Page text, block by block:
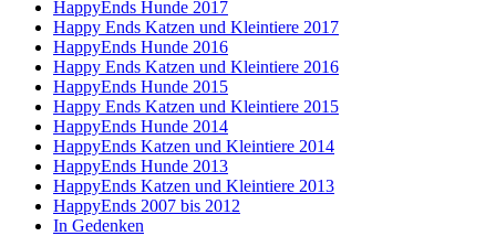
HappyEnds Hunde 2017
Happy Ends Katzen und Kleintiere 2017
HappyEnds Hunde 2016
Happy Ends Katzen und Kleintiere 2016
HappyEnds Hunde 2015
Happy Ends Katzen und Kleintiere 2015
HappyEnds Hunde 2014
HappyEnds Katzen und Kleintiere 2014
HappyEnds Hunde 2013
HappyEnds Katzen und Kleintiere 2013
HappyEnds 2007 bis 2012
In Gedenken